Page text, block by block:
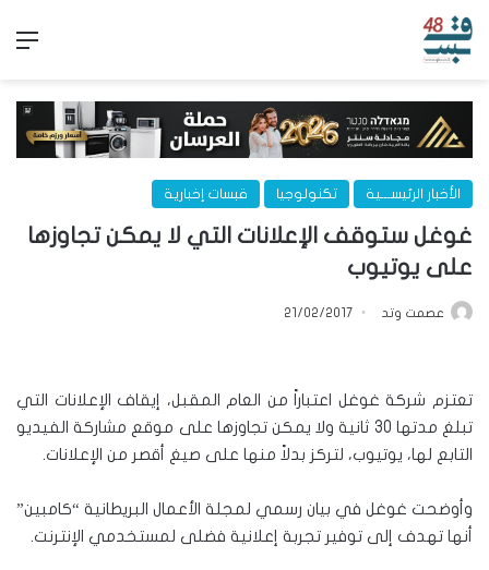
الأخبار الرئيســـية تكنولوجيا قبسات إخبارية
غوغل ستوقف الإعلانات التي لا يمكن تجاوزها
على يوتيوب
عصمت وتد 21/02/2017
تعتزم شركة غوغل اعتباراً من العام المقبل، إيقاف الإعلانات التي
تبلغ مدتها 30 ثانية ولا يمكن تجاوزها على موقع مشاركة الفيديو
التابع لها، يوتيوب، لتركز بدلاً منها على صيغ أقصر من الإعلانات.
وأوضحت غوغل في بيان رسمي لمجلة الأعمال البريطانية “كامبين”
أنها تهدف إلى توفير تجربة إعلانية فضلى لمستخدمي الإنترنت.